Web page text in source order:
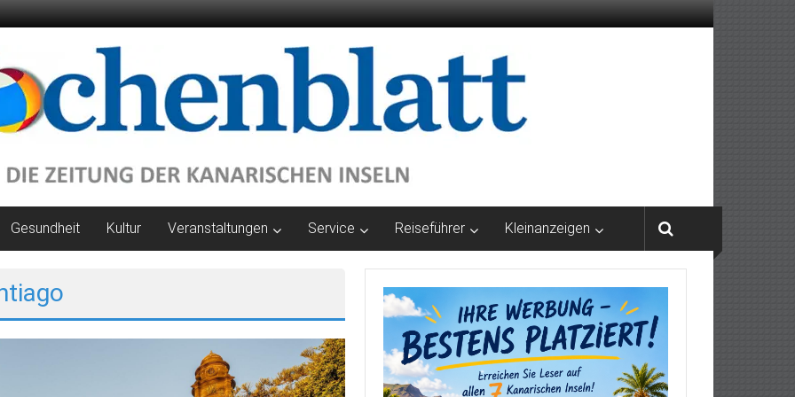
Gesundheit Kultur Veranstaltungen Service Reiseführer Kleinanzeigen